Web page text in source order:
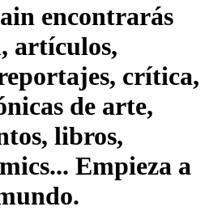
encontrarás
artículos,
crítica,
de arte,
libros,
Empieza a